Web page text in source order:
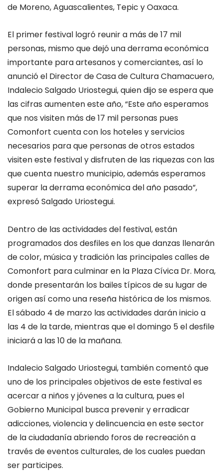
de Moreno, Aguascalientes, Tepic y Oaxaca.
El primer festival logró reunir a más de 17 mil
personas, mismo que dejó una derrama económica
importante para artesanos y comerciantes, así lo
anunció el Director de Casa de Cultura Chamacuero,
Indalecio Salgado Uriostegui, quien dijo se espera que
las cifras aumenten este año, “Este año esperamos
que nos visiten más de 17 mil personas pues
Comonfort cuenta con los hoteles y servicios
necesarios para que personas de otros estados
visiten este festival y disfruten de las riquezas con las
que cuenta nuestro municipio, además esperamos
superar la derrama económica del año pasado”,
expresó Salgado Uriostegui.
Dentro de las actividades del festival, están
programados dos desfiles en los que danzas llenarán
de color, música y tradición las principales calles de
Comonfort para culminar en la Plaza Cívica Dr. Mora,
donde presentarán los bailes típicos de su lugar de
origen así como una reseña histórica de los mismos.
El sábado 4 de marzo las actividades darán inicio a
las 4 de la tarde, mientras que el domingo 5 el desfile
iniciará a las 10 de la mañana.
Indalecio Salgado Uriostegui, también comentó que
uno de los principales objetivos de este festival es
acercar a niños y jóvenes a la cultura, pues el
Gobierno Municipal busca prevenir y erradicar
adicciones, violencia y delincuencia en este sector
de la ciudadanía abriendo foros de recreación a
través de eventos culturales, de los cuales puedan
ser participes.